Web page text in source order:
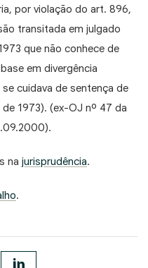
por violação do art. 896,
transitada em julgado
que não conhece de
em divergência
cuidava de sentença de
1973). (ex-OJ nº 47 da
na jurisprudência.
.